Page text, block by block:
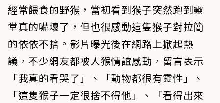
經常餵食的野猴，當初看到猴子突然跑到靈
堂真的嚇壞了，但也很感動這隻猴子對拉簡
的依依不捨。影片曝光後在網路上掀起熱
議，不少網友都被人猴情誼感動，留言表示
「我真的看哭了」、「動物都很有靈性」、
「這隻猴子一定很捨不得他」、「看得出來